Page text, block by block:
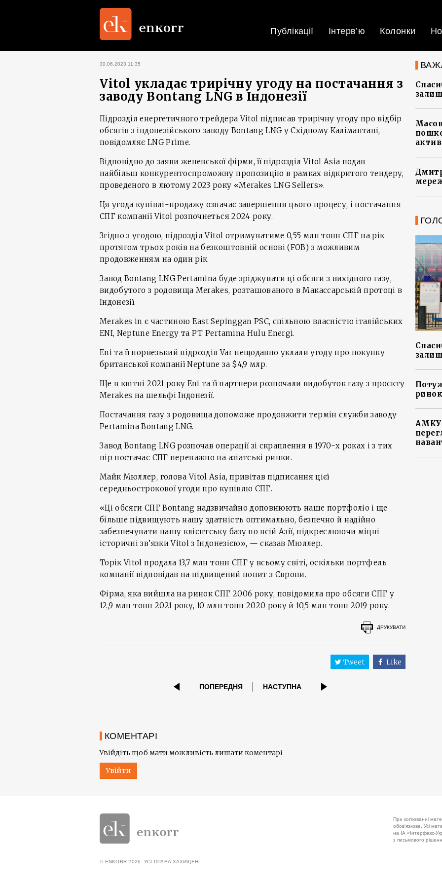
Публікації Інтерв’ю Колонки
30.06.2023 11:35
Vitol укладає трирічну угоду на постачання з
заводу Bontang LNG в Індонезії
Підрозділ енергетичного трейдера Vitol підписав трирічну угоду про відбір
обсягів з індонезійського заводу Bontang LNG у Східному Калімантані,
повідомляє LNG Prime.
Відповідно до заяви женевської фірми, її підрозділ Vitol Asia подав
найбільш конкурентоспроможну пропозицію в рамках відкритого тендеру,
проведеного в лютому 2023 року «Merakes LNG Sellers».
Ця угода купівлі-продажу означає завершення цього процесу, і постачання
СПГ компанії Vitol розпочнеться 2024 року.
Згідно з угодою, підрозділ Vitol отримуватиме 0,55 млн тонн СПГ на рік
протягом трьох років на безкоштовній основі (FOB) з можливим
продовженням на один рік.
Завод Bontang LNG Pertamina буде зріджувати ці обсяги з вихідного газу,
видобутого з родовища Merakes, розташованого в Макассарській протоці в
Індонезії.
Merakes in є частиною East Sepinggan PSC, спільною власністю італійських
ENI, Neptune Energy та PT Pertamina Hulu Energi.
Eni та її норвезький підрозділ Var нещодавно уклали угоду про покупку
британської компанії Neptune за $4,9 млр.
Ще в квітні 2021 року Eni та її партнери розпочали видобуток газу з проєкту
Merakes на шельфі Індонезії.
Постачання газу з родовища допоможе продовжити термін служби заводу
Pertamina Bontang LNG.
Завод Bontang LNG розпочав операції зі скраплення в 1970-х роках і з тих
пір постачає СПГ переважно на азіатські ринки.
Майк Мюллер, голова Vitol Asia, привітав підписання цієї
середньострокової угоди про купівлю СПГ.
«Ці обсяги СПГ Bontang надзвичайно доповнюють наше портфоліо і ще
більше підвищують нашу здатність оптимально, безпечно й надійно
забезпечувати нашу клієнтську базу по всій Азії, підкреслюючи міцні
історичні зв’язки Vitol з Індонезією», — сказав Мюллер.
Торік Vitol продала 13,7 млн тонн СПГ у всьому світі, оскільки портфель
компанії відповідав на підвищений попит з Європи.
Фірма, яка вийшла на ринок СПГ 2006 року, повідомила про обсяги СПГ у
12,9 млн тонн 2021 року, 10 млн тонн 2020 року й 10,5 млн тонн 2019 року.
ДРУКУВАТИ
Tweet Like
ПОПЕРЕДНЯ НАСТУПНА
КОМЕНТАРІ
Увійдіть щоб мати можливість лишати коментарі
Увійти
АМКУ
При копіюванні
обов'язкове. Усі
на ІА «Інтерфакс-
з письмового
© ENKORR 2026. УСІ ПРАВА ЗАХИЩЕНІ.